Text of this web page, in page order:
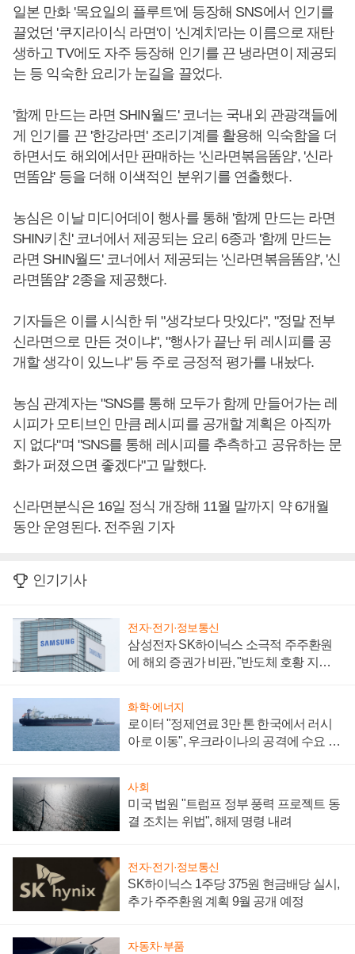
일본 만화 '목요일의 플루트'에 등장해 SNS에서 인기를
끌었던 '쿠지라이식 라면'이 '신계치'라는 이름으로 재탄
생하고 TV에도 자주 등장해 인기를 끈 냉라면이 제공되
는 등 익숙한 요리가 눈길을 끌었다.
'함께 만드는 라면 SHIN월드' 코너는 국내외 관광객들에
게 인기를 끈 '한강라면' 조리기계를 활용해 익숙함을 더
하면서도 해외에서만 판매하는 '신라면볶음똠얌', '신라
면똠얌' 등을 더해 이색적인 분위기를 연출했다.
농심은 이날 미디어데이 행사를 통해 '함께 만드는 라면
SHIN키친' 코너에서 제공되는 요리 6종과 '함께 만드는
라면 SHIN월드' 코너에서 제공되는 '신라면볶음똠얌', '신
라면똠얌' 2종을 제공했다.
기자들은 이를 시식한 뒤 "생각보다 맛있다", "정말 전부
신라면으로 만든 것이냐", "행사가 끝난 뒤 레시피를 공
개할 생각이 있느냐" 등 주로 긍정적 평가를 내놨다.
농심 관계자는 "SNS를 통해 모두가 함께 만들어가는 레
시피가 모티브인 만큼 레시피를 공개할 계획은 아직까
지 없다"며 "SNS를 통해 레시피를 추측하고 공유하는 문
화가 퍼졌으면 좋겠다"고 말했다.
신라면분식은 16일 정식 개장해 11월 말까지 약 6개월
동안 운영된다. 전주원 기자
인기기사
전자·전기·정보통신
삼성전자 SK하이닉스 소극적 주주환원
에 해외 증권가 비판, "반도체 호황 지속
화학·에너지
로이터 "정제연료 3만 톤 한국에서 러시
아로 이동", 우크라이나의 공격에 수요 늘
사회
미국 법원 "트럼프 정부 풍력 프로젝트 동
결 조치는 위법", 해제 명령 내려
전자·전기·정보통신
SK하이닉스 1주당 375원 현금배당 실시,
추가 주주환원 계획 9월 공개 예정
자동차·부품